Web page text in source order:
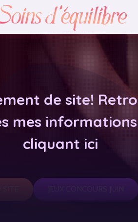
de site!
mes
cliquant ici